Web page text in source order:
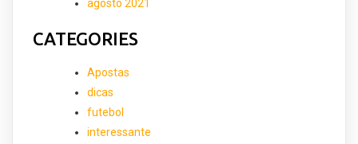
agosto 2021
CATEGORIES
Apostas
dicas
futebol
interessante